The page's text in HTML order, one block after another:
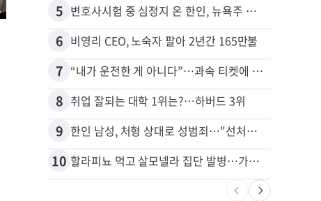
5 변호사시험 중 심정지 온 한인, 뉴욕주 제소
6 비영리 CEO, 노숙자 팔아 2년간 165만불
7 “내가 운전한 게 아니다”…과속 티켓에 오토파일럿 탓한 운전자
8 취업 잘되는 대학 1위는?…하버드 3위
9 한인 남성, 처형 상대로 성범죄…"선처해줬더니 배신자 취급"
10 할라피뇨 먹고 살모넬라 집단 발병…가주 등 27개 주 확산